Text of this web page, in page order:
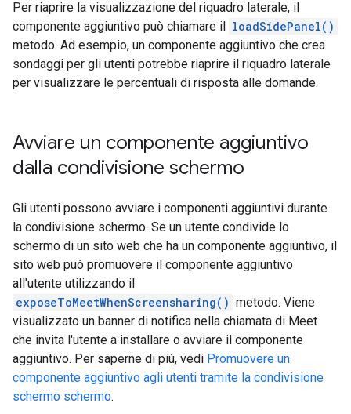
Per riaprire la visualizzazione del riquadro laterale, il
componente aggiuntivo può chiamare il
loadSidePanel()
metodo. Ad esempio, un componente aggiuntivo che crea
sondaggi per gli utenti potrebbe riaprire il riquadro laterale
per visualizzare le percentuali di risposta alle domande.
Avviare un componente aggiuntivo
dalla condivisione schermo
Gli utenti possono avviare i componenti aggiuntivi durante
la condivisione schermo. Se un utente condivide lo
schermo di un sito web che ha un componente aggiuntivo, il
sito web può promuovere il componente aggiuntivo
all'utente utilizzando il
exposeToMeetWhenScreensharing() metodo. Viene
visualizzato un banner di notifica nella chiamata di Meet
che invita l'utente a installare o avviare il componente
aggiuntivo. Per saperne di più, vedi Promuovere un
componente aggiuntivo agli utenti tramite la condivisione
schermo schermo.